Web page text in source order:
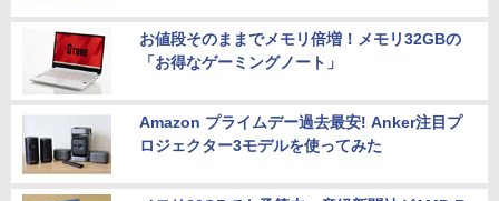
お値段そのままでメモリ倍増！メモリ32GBの
「お得なゲーミングノート」
Amazon プライムデー過去最安! Anker注目プ
ロジェクター3モデルを使ってみた